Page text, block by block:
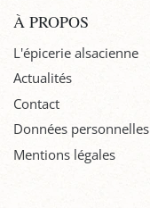
À PROPOS
L'épicerie alsacienne
Actualités
Contact
Données personnelles
Mentions légales